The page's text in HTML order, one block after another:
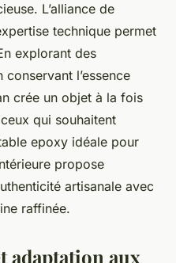
L’alliance de
technique permet
explorant des
l’essence
crée un objet à la fois
qui souhaitent
epoxy idéale pour
propose
artisanale avec
raffinée.
adaptation aux